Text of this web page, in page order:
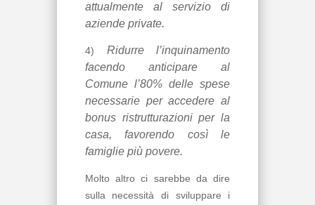
attualmente al servizio di
aziende private.
4) Ridurre l’inquinamento
facendo anticipare al
Comune l’80% delle spese
necessarie per accedere al
bonus ristrutturazioni per la
casa, favorendo così le
famiglie più povere.
Molto altro ci sarebbe da dire
sulla necessità di sviluppare i